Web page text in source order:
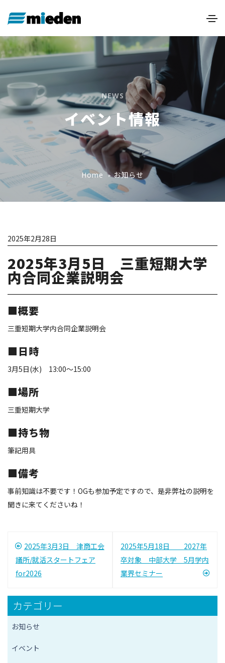
NEWS
イベント情報
Home お知らせ
2025年2月28日
2025年3月5日 三重短期大学
内合同企業説明会
■概要
三重短期大学内合同企業説明会
■日時
3月5日(水) 13:00～15:00
■場所
三重短期大学
■持ち物
筆記用具
■備考
事前知識は不要です！OGも参加予定ですので、是非弊社の説明を
聞きに来てくださいね！
投
稿
ナ
ビ
ゲ
2025年3月3日 津商工会
議所/就活スタートフェア
for2026
2025年5月18日 2027年
卒対象 中部大学 5月学内
業界セミナー
カテゴリー
お知らせ
イベント